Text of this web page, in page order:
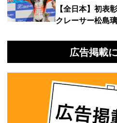
【全日本】初表
クレーサー松島
広告掲載